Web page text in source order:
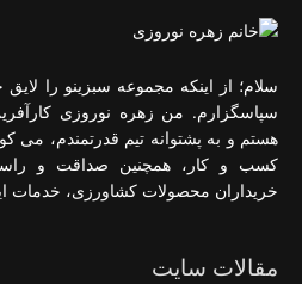
سلام؛ از اینکه مجموعه سبزینو را
سپاسگزارم. من زهره نوروزی
هستم و به پشتوانه تیم قدرتمندم، می
کسب و کار، همچنین صداقت و
خریداران محصولات کشاورزی، خدمات
مقالات سایت